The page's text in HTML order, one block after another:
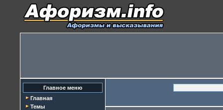
Главное меню
Главная
Темы